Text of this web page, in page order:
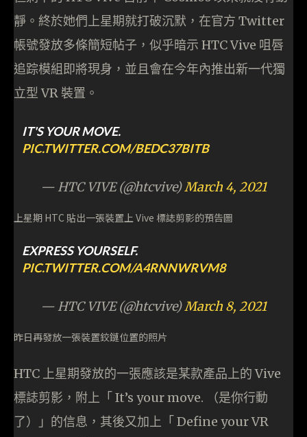
靜。終於她們上星期就打破沉默，在官方 Twitter
帳號發放多條簡短帖子，似乎暗示 HTC Vive 咀唇
追踪模組即將現身，並且會在今年內推出新一代獨
立型 VR 裝置。
IT'S YOUR MOVE.
PIC.TWITTER.COM/BEDC37BITB
— HTC VIVE (@htcvive)March 4, 2021
上星期 HTC 貼出一張裝置上 Vive 標誌剪影的預告圖
EXPRESS YOURSELF.
PIC.TWITTER.COM/A4RNNWRVM8
— HTC VIVE (@htcvive)March 8, 2021
昨日再發放一張裝置鉸鏈位置的照片
HTC 上星期發放的一張應該是某款產品上的 Vive
標誌剪影，附上「 It’s your move. （是你行動
了）」的信息，其後又加上「 Define your VR